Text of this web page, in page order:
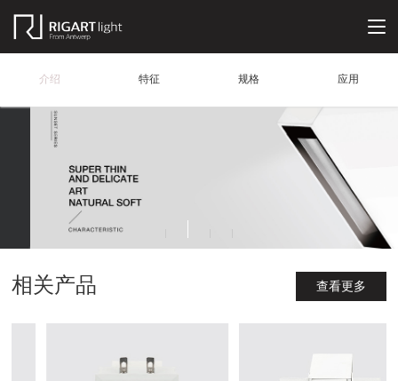
介绍 特征 规格 应用
相关产品 查看更多